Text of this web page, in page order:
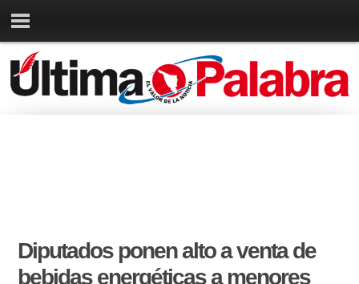
Diputados ponen alto a venta de
bebidas energéticas a menores